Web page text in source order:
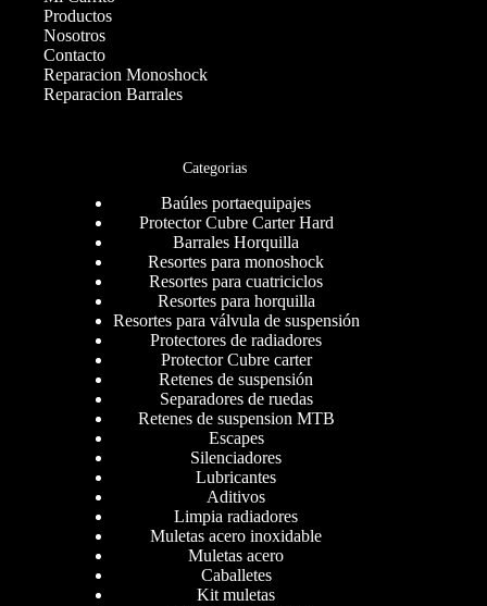
Productos
Nosotros
Contacto
Reparacion Monoshock
Reparacion Barrales
Categorias
Baúles portaequipajes
Protector Cubre Carter Hard
Barrales Horquilla
Resortes para monoshock
Resortes para cuatriciclos
Resortes para horquilla
Resortes para válvula de suspensión
Protectores de radiadores
Protector Cubre carter
Retenes de suspensión
Separadores de ruedas
Retenes de suspension MTB
Escapes
Silenciadores
Lubricantes
Aditivos
Limpia radiadores
Muletas acero inoxidable
Muletas acero
Caballetes
Kit muletas